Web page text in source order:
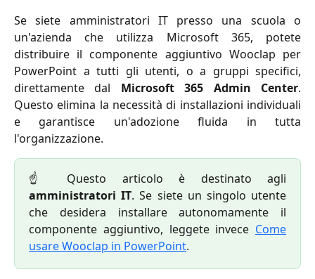
Se siete amministratori IT presso una scuola o
un'azienda che utilizza Microsoft 365, potete
distribuire il componente aggiuntivo Wooclap per
PowerPoint a tutti gli utenti, o a gruppi specifici,
direttamente dal Microsoft 365 Admin Center.
Questo elimina la necessità di installazioni individuali
e garantisce un'adozione fluida in tutta
l'organizzazione.
☝️ Questo articolo è destinato agli
amministratori IT. Se siete un singolo utente
che desidera installare autonomamente il
componente aggiuntivo, leggete invece Come
usare Wooclap in PowerPoint.